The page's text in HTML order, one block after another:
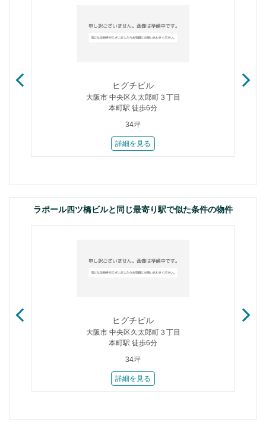
ヒグチビル
大阪市 中央区久太郎町３丁目
本町駅 徒歩6分
34坪
詳細を見る
ラポール四ツ橋ビルと同じ最寄り駅で似た条件の物件
ヒグチビル
大阪市 中央区久太郎町３丁目
本町駅 徒歩6分
34坪
詳細を見る